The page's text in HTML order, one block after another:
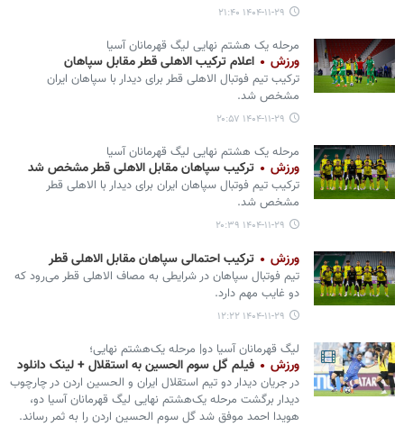
۱۴۰۴-۱۱-۲۹ ۲۱:۴۰
مرحله یک هشتم نهایی لیگ قهرمانان آسیا
ورزش اعلام ترکیب الاهلی قطر مقابل سپاهان
ترکیب تیم فوتبال الاهلی قطر برای دیدار با سپاهان ایران
مشخص شد.
۱۴۰۴-۱۱-۲۹ ۲۰:۵۷
مرحله یک هشتم نهایی لیگ قهرمانان آسیا
ورزش ترکیب سپاهان مقابل الاهلی قطر مشخص شد
ترکیب تیم فوتبال سپاهان ایران برای دیدار با الاهلی قطر
مشخص شد.
۱۴۰۴-۱۱-۲۹ ۲۰:۳۹
ورزش ترکیب احتمالی سپاهان مقابل الاهلی قطر
تیم فوتبال سپاهان در شرایطی به مصاف الاهلی قطر می‌رود که
دو غایب مهم دارد.
۱۴۰۴-۱۱-۲۹ ۱۲:۲۲
لیگ قهرمانان آسیا دو| مرحله یک‌هشتم نهایی؛
ورزش فیلم گل سوم الحسین به استقلال + لینک دانلود
در جریان دیدار دو تیم استقلال ایران و الحسین اردن در چارچوب
دیدار برگشت مرحله یک‌هشتم نهایی لیگ قهرمانان آسیا دو،
هویدا احمد موفق شد گل سوم الحسین اردن را به ثمر رساند.